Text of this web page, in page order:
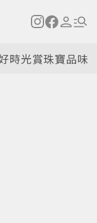
時光賞珠寶品味